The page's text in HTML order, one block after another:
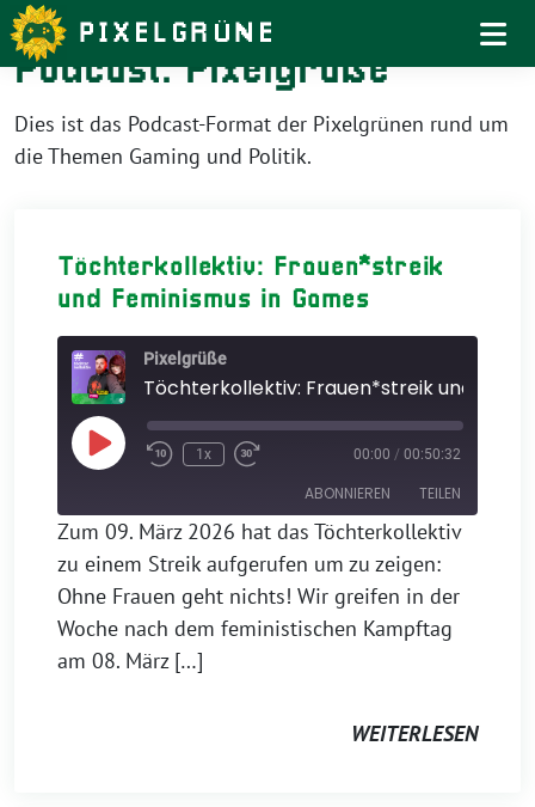
Weiter
zum
Inhalt
Podcast:Pixelgrüße
Dies ist das Podcast-Format der Pixelgrünen rund um
die Themen Gaming und Politik.
Töchterkollektiv: Frauen*streik
und Feminismus in Games
Pixelgrüße
Play
Episode
1x 00:00 / 00:50:32
ABONNIEREN TEILEN
Apple Podcasts
RSS FEED
TEILEN
EMBED
Zum 09. März 2026 hat das Töchterkollektiv
zu einem Streik aufgerufen um zu zeigen:
Ohne Frauen geht nichts! Wir greifen in der
Woche nach dem feministischen Kampftag
am 08. März […]
WEITERLESEN